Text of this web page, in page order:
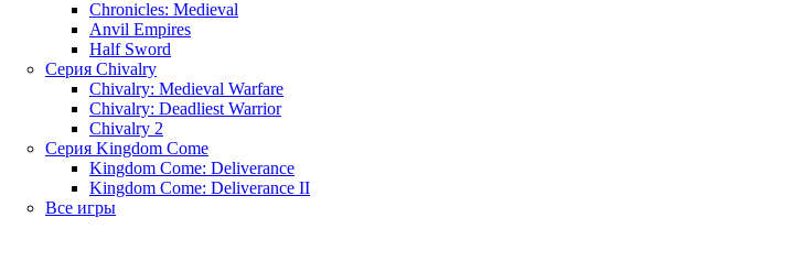
Chronicles: Medieval
Anvil Empires
Half Sword
Серия Chivalry
Chivalry: Medieval Warfare
Chivalry: Deadliest Warrior
Chivalry 2
Серия Kingdom Come
Kingdom Come: Deliverance
Kingdom Come: Deliverance II
Все игры